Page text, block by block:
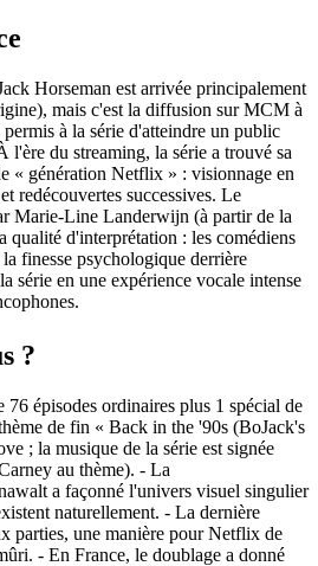
Horseman est arrivée principalement
mais c'est la diffusion sur MCM à
à la série d'atteindre un public
l'ère du streaming, la série a trouvé sa
« génération Netflix » : visionnage en
redécouvertes successives. Le
Marie‑Line Landerwijn (à partir de la
qualité d'interprétation : les comédiens
finesse psychologique derrière
série en une expérience vocale intense
?
épisodes ordinaires plus 1 spécial de
de fin « Back in the '90s (BoJack's
; la musique de la série est signée
au thème). - La
a façonné l'univers visuel singulier
naturellement. - La dernière
parties, une manière pour Netflix de
- En France, le doublage a donné